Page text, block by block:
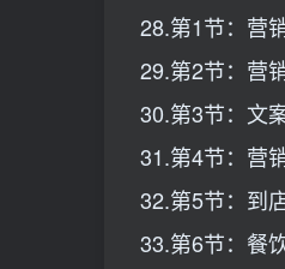
28.第1节：营
29.第2节：营
30.第3节：文
31.第4节：营
32.第5节：到
33.第6节：餐